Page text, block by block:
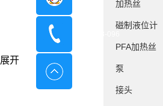
加热丝
磁制液位计
PFA加热丝
泵
接头
展开